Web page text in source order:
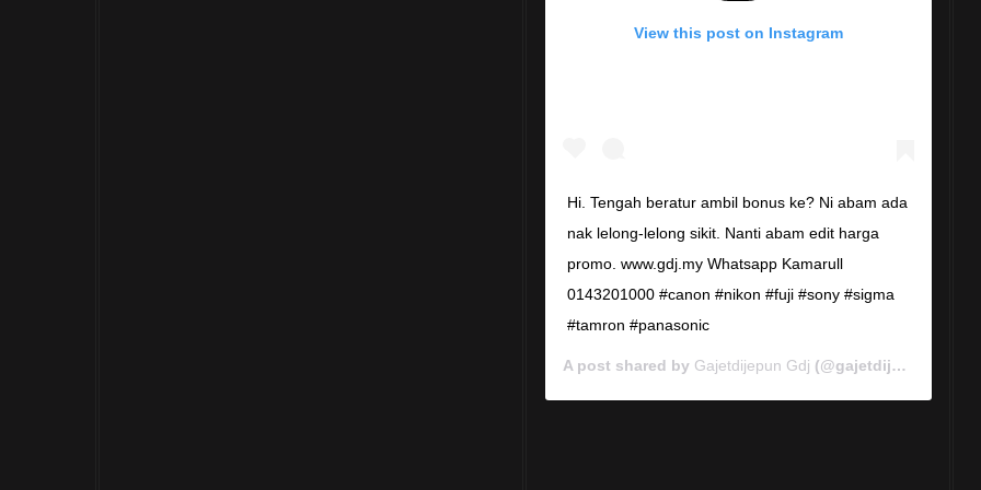
View this post on Instagram
Hi. Tengah beratur ambil bonus ke? Ni abam ada
nak lelong-lelong sikit. Nanti abam edit harga
promo. www.gdj.my Whatsapp Kamarull
0143201000 #canon #nikon #fuji #sony #sigma
#tamron #panasonic
A post shared by Gajetdijepun Gdj (@gajetdijepun) on